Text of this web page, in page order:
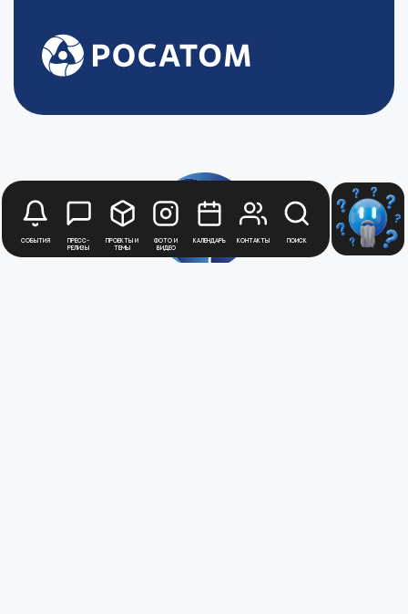
События
Пресс-
релизы
Проекты и
темы
Фото и
видео
Календарь Контакты Поиск